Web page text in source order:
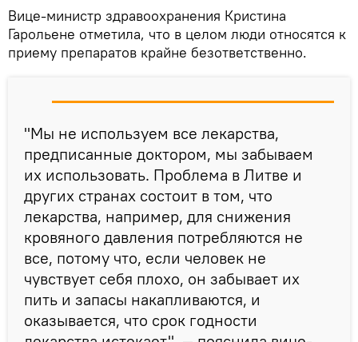
Вице-министр здравоохранения Кристина
Гарольене отметила, что в целом люди относятся к
приему препаратов крайне безответственно.
"Мы не используем все лекарства,
предписанные доктором, мы забываем
их использовать. Проблема в Литве и
других странах состоит в том, что
лекарства, например, для снижения
кровяного давления потребляются не
все, потому что, если человек не
чувствует себя плохо, он забывает их
пить и запасы накапливаются, и
оказывается, что срок годности